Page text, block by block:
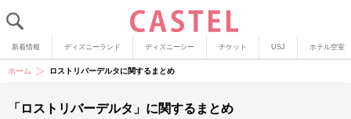
新着情報 ディズニーランド ディズニーシー チケット USJ ホテル空室
ホーム ロストリバーデルタに関するまとめ
「ロストリバーデルタ」に関するまとめ